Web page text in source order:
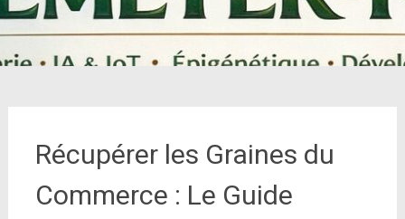
Récupérer les Graines du
Commerce : Le Guide